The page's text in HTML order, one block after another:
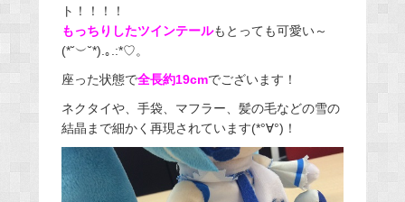
ト！！！！
もっちりしたツインテールもとっても可愛い～
(*˘︶˘*).｡.:*♡。
座った状態で全長約19cmでございます！
ネクタイや、手袋、マフラー、髪の毛などの雪の
結晶まで細かく再現されています(*°∀°)！